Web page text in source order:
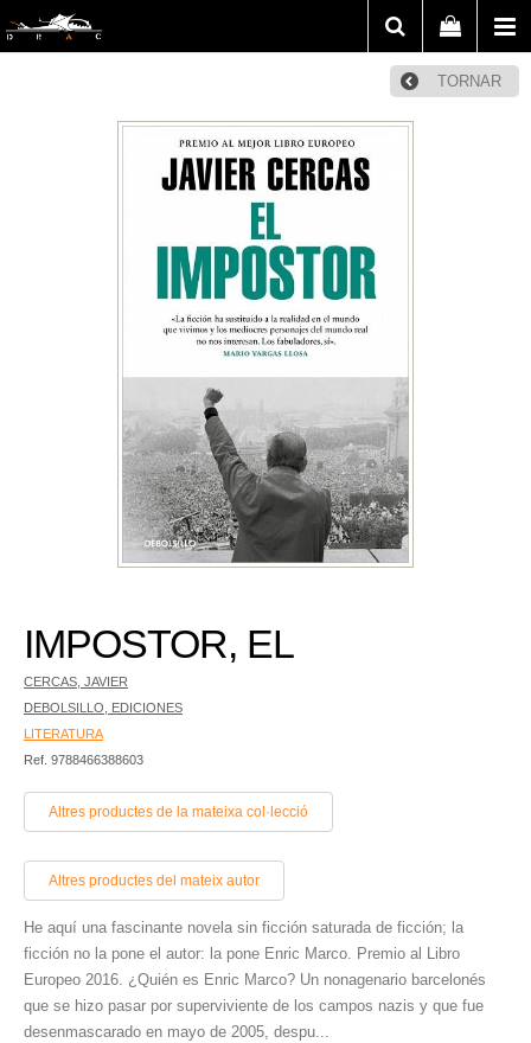
TORNAR
IMPOSTOR, EL
CERCAS, JAVIER
DEBOLSILLO, EDICIONES
LITERATURA
Ref. 9788466388603
Altres productes de la mateixa col·lecció
Altres productes del mateix autor
He aquí una fascinante novela sin ficción saturada de ficción; la
ficción no la pone el autor: la pone Enric Marco. Premio al Libro
Europeo 2016. ¿Quién es Enric Marco? Un nonagenario barcelonés
que se hizo pasar por superviviente de los campos nazis y que fue
desenmascarado en mayo de 2005, despu...